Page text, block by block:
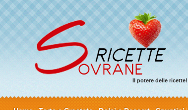
Il potere delle ricette!